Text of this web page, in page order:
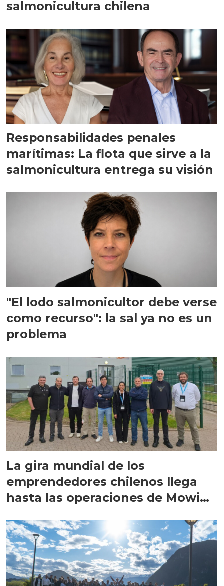
salmonicultura chilena
Responsabilidades penales
marítimas: La flota que sirve a la
salmonicultura entrega su visión
"El lodo salmonicultor debe verse
como recurso": la sal ya no es un
problema
La gira mundial de los
emprendedores chilenos llega
hasta las operaciones de Mowi